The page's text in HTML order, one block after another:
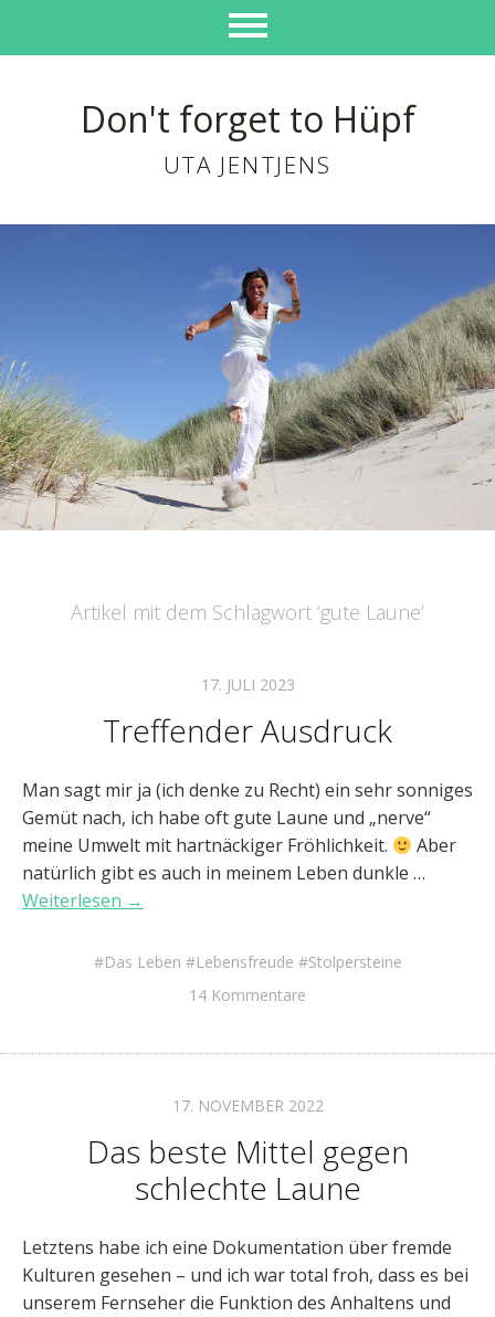
Don't forget to Hüpf
UTA JENTJENS
Artikel mit dem Schlagwort ‘gute Laune’
17. JULI 2023
Treffender Ausdruck
Man sagt mir ja (ich denke zu Recht) ein sehr sonniges
Gemüt nach, ich habe oft gute Laune und „nerve“
meine Umwelt mit hartnäckiger Fröhlichkeit.
Aber
natürlich gibt es auch in meinem Leben dunkle …
Weiterlesen →
Das Leben Lebensfreude
Stolpersteine
14 Kommentare
17. NOVEMBER 2022
Das beste Mittel gegen
schlechte Laune
Letztens habe ich eine Dokumentation über fremde
Kulturen gesehen – und ich war total froh, dass es bei
unserem Fernseher die Funktion des Anhaltens und